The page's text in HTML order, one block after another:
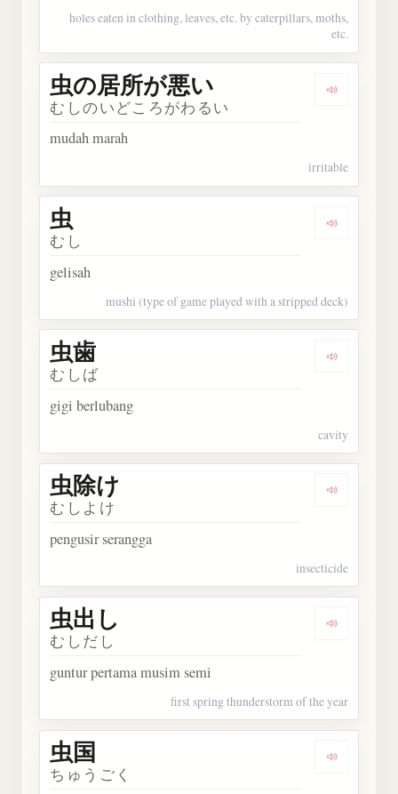
holes eaten in clothing, leaves, etc. by caterpillars, moths,
etc.
虫の居所が悪い
むしのいどころがわるい
mudah marah
irritable
Dengarkan
虫
むし
gelisah
mushi (type of game played with a stripped deck)
Dengarkan
虫歯
むしば
gigi berlubang
cavity
虫除け
むしよけ
pengusir serangga
insecticide
虫出し
むしだし
guntur pertama musim semi
first spring thunderstorm of the year
Dengarkan
虫国
ちゅうごく